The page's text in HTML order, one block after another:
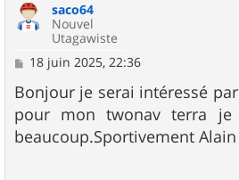
saco64
Nouvel
Utagawiste
M
s
s
a
g
e
18 juin 2025, 22:36
Bonjour je serai intéressé
pour mon twonav terra
beaucoup.Sportivement Alain